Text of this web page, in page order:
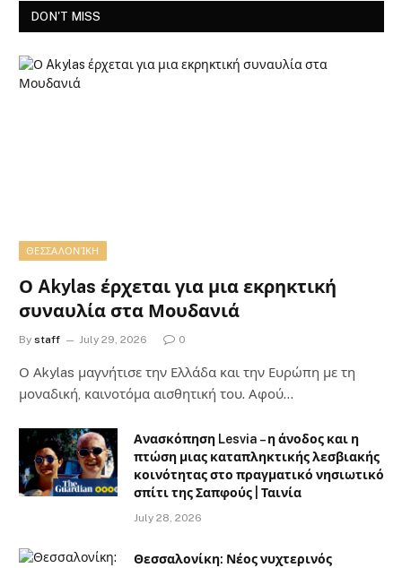
DON'T MISS
ΘΕΣΣΑΛΟΝΊΚΗ
Ο Akylas έρχεται για μια εκρηκτική
συναυλία στα Μουδανιά
By staff July 29, 2026 0
Ο Αkylas μαγνήτισε την Ελλάδα και την Ευρώπη με τη
μοναδική, καινοτόμα αισθητική του. Αφού…
Ανασκόπηση Lesvia – η άνοδος και η
πτώση μιας καταπληκτικής λεσβιακής
κοινότητας στο πραγματικό νησιωτικό
σπίτι της Σαπφούς | Ταινία
July 28, 2026
Θεσσαλονίκη: Νέος νυχτερινός